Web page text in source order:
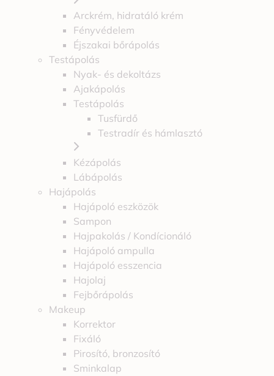
Arckrém, hidratáló krém
Fényvédelem
Éjszakai bőrápolás
Testápolás
Nyak- és dekoltázs
Ajakápolás
Testápolás
Tusfürdő
Testradír és hámlasztó
Kézápolás
Lábápolás
Hajápolás
Hajápoló eszközök
Sampon
Hajpakolás / Kondícionáló
Hajápoló ampulla
Hajápoló esszencia
Hajolaj
Fejbőrápolás
Makeup
Korrektor
Fixáló
Pirosító, bronzosító
Sminkalap